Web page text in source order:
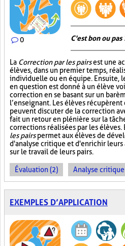
0 C'est bon ou pas
La Correction par les pairsest une
élèves, dans un premier temps,
individuelle ou en équipe. Ensuite,
en question est donné à un élève
correction en se basant sur un
l’enseignant. Les élèves
peuvent discuter de la correction
fait un retour en plénière sur la
corrections réalisées par les élèves.
les pairspermet aux élèves de
d'analyse critique et d'enrichir leurs
sur le travail de leurs pairs.
Évaluation (2) Analyse
EXEMPLES D’APPLICATION